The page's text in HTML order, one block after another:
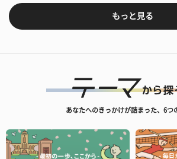
もっと見る
あなたへのきっかけが詰まった、6つ